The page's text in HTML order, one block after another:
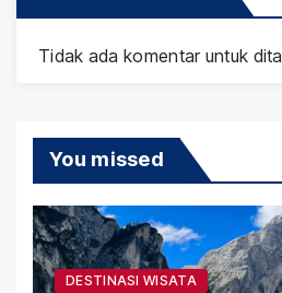
Tidak ada komentar untuk
You missed
DESTINASI WISATA